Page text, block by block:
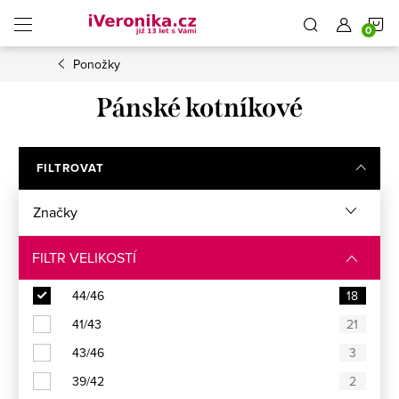
obsah
Ponožky
Pánské kotníkové
FILTROVAT
Značky
FILTR VELIKOSTÍ
44/46
18
41/43
21
43/46
3
39/42
2